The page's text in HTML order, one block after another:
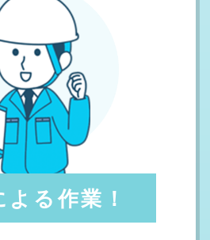
る作業！